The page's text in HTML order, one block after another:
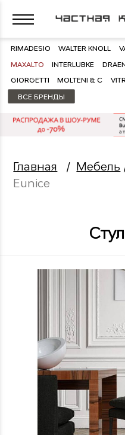
RIMADESIO WALTER KNOLL
MAXALTO INTERLUBKE
GIORGETTI MOLTENI & C
ВСЕ БРЕНДЫ
Главная / Мебель
Eunice